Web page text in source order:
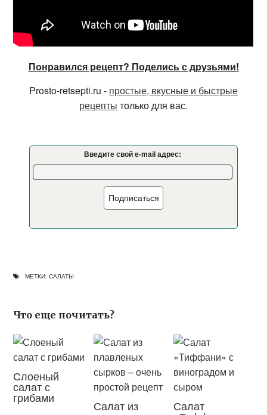
Понравился рецепт? Поделись с друзьями!
Prosto-retsepti.ru - простые, вкусные и быстрые
рецепты только для вас.
Введите свой e-mail адрес:
Подписаться
МЕТКИ:САЛАТЫ
Что еще почитать?
Слоеный
салат с
грибами
Салат из Салат